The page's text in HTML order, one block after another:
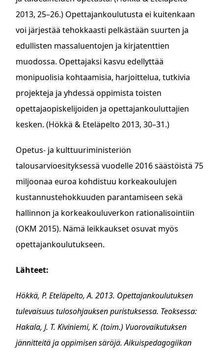
2013, 25–26.) Opettajankoulutusta ei kuitenkaan
voi järjestää tehokkaasti pelkästään suurten ja
edullisten massaluentojen ja kirjatenttien
muodossa. Opettajaksi kasvu edellyttää
monipuolisia kohtaamisia, harjoittelua, tutkivia
projekteja ja yhdessä oppimista toisten
opettajaopiskelijoiden ja opettajankouluttajien
kesken. (Hökkä & Eteläpelto 2013, 30–31.)
Opetus- ja kulttuuriministeriön
talousarvioesityksessä vuodelle 2016 säästöistä 75
miljoonaa euroa kohdistuu korkeakoulujen
kustannustehokkuuden parantamiseen sekä
hallinnon ja korkeakouluverkon rationalisointiin
(OKM 2015). Nämä leikkaukset osuvat myös
opettajankoulutukseen.
Lähteet:
Hökkä, P. Eteläpelto, A. 2013. Opettajankoulutuksen
tulevaisuus tulosohjauksen puristuksessa. Teoksessa:
Hakala, J. T. Kiviniemi, K. (toim.) Vuorovaikutuksen
jännitteitä ja oppimisen säröjä. Aikuispedagogiikan